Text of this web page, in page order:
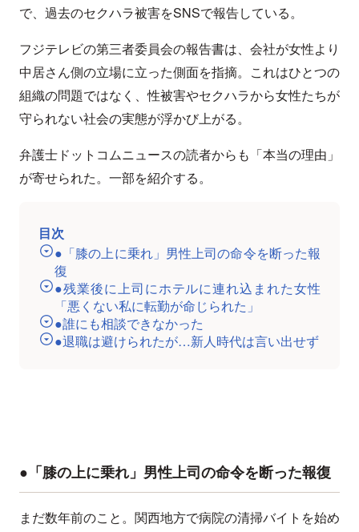
で、過去のセクハラ被害をSNSで報告している。
フジテレビの第三者委員会の報告書は、会社が女性より
中居さん側の立場に立った側面を指摘。これはひとつの
組織の問題ではなく、性被害やセクハラから女性たちが
守られない社会の実態が浮かび上がる。
弁護士ドットコムニュースの読者からも「本当の理由」
が寄せられた。一部を紹介する。
目次
●「膝の上に乗れ」男性上司の命令を断った報
復
●残業後に上司にホテルに連れ込まれた女性
「悪くない私に転勤が命じられた」
●誰にも相談できなかった
●退職は避けられたが…新人時代は言い出せず
●「膝の上に乗れ」男性上司の命令を断った報復
まだ数年前のこと。関西地方で病院の清掃バイトを始め